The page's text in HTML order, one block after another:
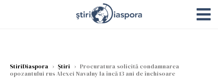
StiriDiaspora › Știri › Procuratura solicită condamnarea
opozantului rus Alexei Navalny la încă 13 ani de închisoare